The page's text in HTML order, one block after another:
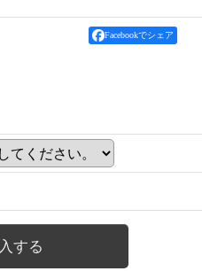
Facebookでシェア
する